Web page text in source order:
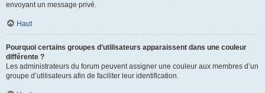
envoyant un message privé.
Haut
Pourquoi certains groupes d’utilisateurs apparaissent dans une couleur
différente ?
Les administrateurs du forum peuvent assigner une couleur aux membres d’un
groupe d’utilisateurs afin de faciliter leur identification.